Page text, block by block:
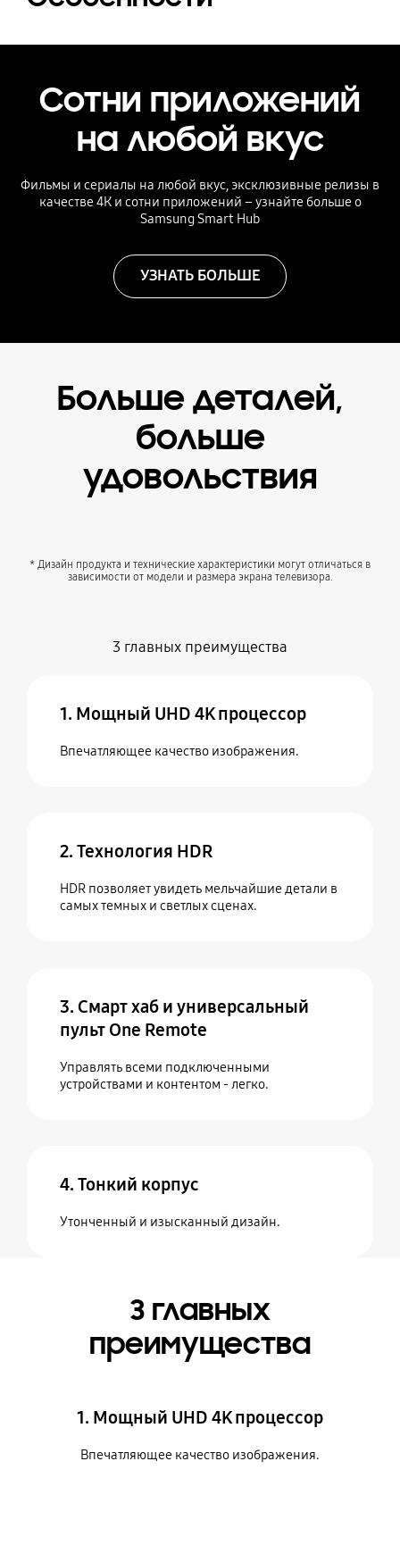
Сотни приложений
на любой вкус
Фильмы и сериалы на любой вкус, эксклюзивные релизы в
качестве 4К и сотни приложений – узнайте больше о
Samsung Smart Hub
УЗНАТЬ БОЛЬШЕ
Больше деталей,
больше
удовольствия
* Дизайн продукта и технические характеристики могут отличаться в
зависимости от модели и размера экрана телевизора.
3 главных преимущества
1. Мощный UHD 4K процессор
Впечатляющее качество изображения.
2. Технология HDR
HDR позволяет увидеть мельчайшие детали в
самых темных и светлых сценах.
3. Смарт хаб и универсальный
пульт One Remote
Управлять всеми подключенными
устройствами и контентом - легко.
4. Тонкий корпус
Утонченный и изысканный дизайн.
3 главных
преимущества
1. Мощный UHD 4K процессор
Впечатляющее качество изображения.